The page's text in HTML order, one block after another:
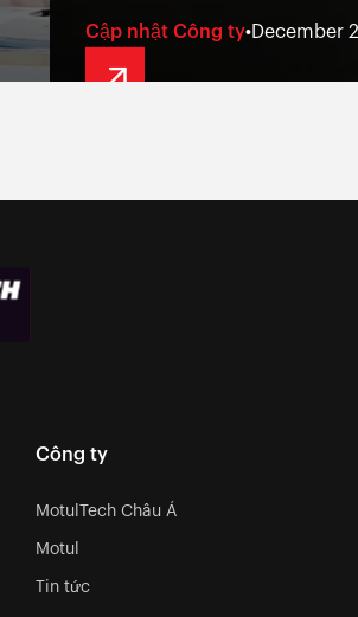
Cập nhật Công ty•December
Công ty
MotulTech Châu Á
Motul
Tin tức